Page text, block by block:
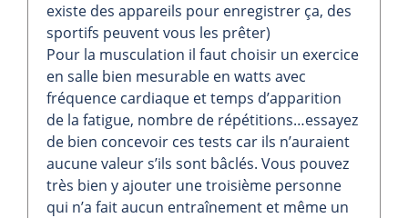
existe des appareils pour enregistrer ça, des
sportifs peuvent vous les prêter)
Pour la musculation il faut choisir un exercice
en salle bien mesurable en watts avec
fréquence cardiaque et temps d’apparition
de la fatigue, nombre de répétitions…essayez
de bien concevoir ces tests car ils n’auraient
aucune valeur s’ils sont bâclés. Vous pouvez
très bien y ajouter une troisième personne
qui n’a fait aucun entraînement et même un